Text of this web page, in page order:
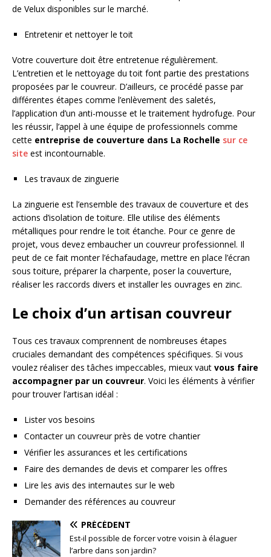
de Velux disponibles sur le marché.
Entretenir et nettoyer le toit
Votre couverture doit être entretenue régulièrement.
L’entretien et le nettoyage du toit font partie des prestations
proposées par le couvreur. D’ailleurs, ce procédé passe par
différentes étapes comme l’enlèvement des saletés,
l’application d’un anti-mousse et le traitement hydrofuge. Pour
les réussir, l’appel à une équipe de professionnels comme
cette entreprise de couverture dans La Rochelle sur ce
site est incontournable.
Les travaux de zinguerie
La zinguerie est l’ensemble des travaux de couverture et des
actions d’isolation de toiture. Elle utilise des éléments
métalliques pour rendre le toit étanche. Pour ce genre de
projet, vous devez embaucher un couvreur professionnel. Il
peut de ce fait monter l’échafaudage, mettre en place l’écran
sous toiture, préparer la charpente, poser la couverture,
réaliser les raccords divers et installer les ouvrages en zinc.
Le choix d’un artisan couvreur
Tous ces travaux comprennent de nombreuses étapes
cruciales demandant des compétences spécifiques. Si vous
voulez réaliser des tâches impeccables, mieux vaut vous faire
accompagner par un couvreur. Voici les éléments à vérifier
pour trouver l’artisan idéal :
Lister vos besoins
Contacter un couvreur près de votre chantier
Vérifier les assurances et les certifications
Faire des demandes de devis et comparer les offres
Lire les avis des internautes sur le web
Demander des références au couvreur
PRÉCÉDENT
Est-il possible de forcer votre voisin à élaguer
l’arbre dans son jardin?